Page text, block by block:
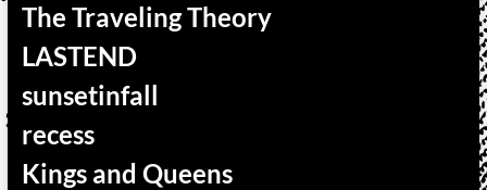
The Traveling Theory
LASTEND
sunsetinfall
recess
Kings and Queens